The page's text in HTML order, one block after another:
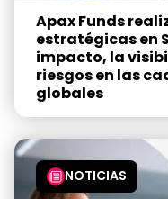
Apax Funds
estratégicas en
impacto, la
riesgos en las
globales
NOTICIAS